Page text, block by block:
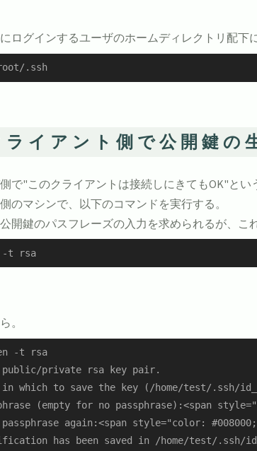
ログインするユーザのホームディレクトリ配下
.ssh
イアント側で公開鍵の
で"このクライアントは接続しにきてもOK"と
のマシンで、以下のコマンドを実行する。
開鍵のパスフレーズの入力を求められるが、こ
-t rsa
。
-t rsa
public/private rsa key pair.
which to save the key (/home/test/.ssh/
(empty for no passphrase):<span
again:<span style="color:
has been saved in /home/test/.ssh/